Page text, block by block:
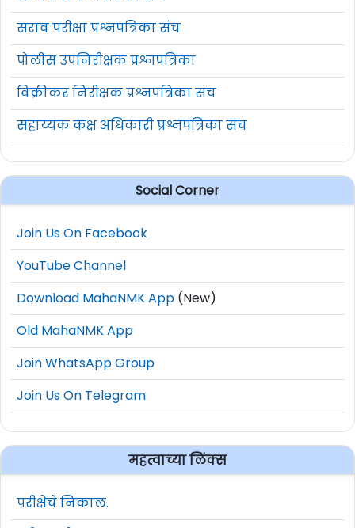
सराव परीक्षा प्रश्नपत्रिका संच
पोलीस उपनिरीक्षक प्रश्नपत्रिका
विक्रीकर निरीक्षक प्रश्नपत्रिका संच
सहाय्यक कक्ष अधिकारी प्रश्नपत्रिका संच
Social Corner
Join Us On Facebook
YouTube Channel
Download MahaNMK App (New)
Old MahaNMK App
Join WhatsApp Group
Join Us On Telegram
महत्वाच्या लिंक्स
परीक्षेचे निकाल.